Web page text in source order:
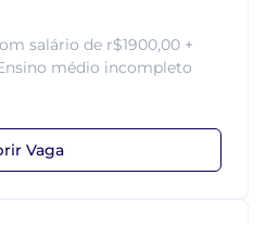
salário de r$1900,00 +
médio incompleto
Vaga